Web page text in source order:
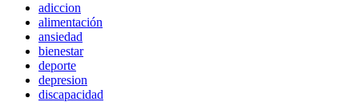
adiccion
alimentación
ansiedad
bienestar
deporte
depresion
discapacidad